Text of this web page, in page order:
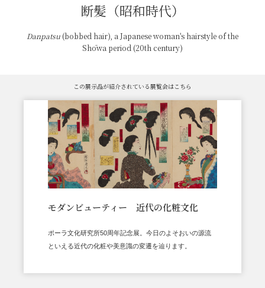
断髪（昭和時代）
Danpatsu (bobbed hair), a Japanese woman's hairstyle of the
Shōwa period (20th century)
この展示品が紹介されている展覧会はこちら
モダンビューティー 近代の化粧文化
ポーラ文化研究所50周年記念展。今日のよそおいの源流
といえる近代の化粧や美意識の変遷を辿ります。